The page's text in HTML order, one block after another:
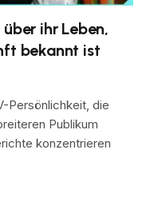
ihr Leben,
bekannt ist
Persönlichkeit, die
Publikum
konzentrieren